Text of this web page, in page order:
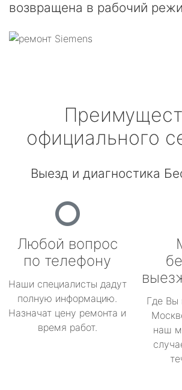
возвращена в рабочий
официального
Выезд и диагностика
Любой вопрос
по телефону
Наши специалисты дадут
полную информацию.
Назначат цену ремонта и
время работ.
Где Вы
наш